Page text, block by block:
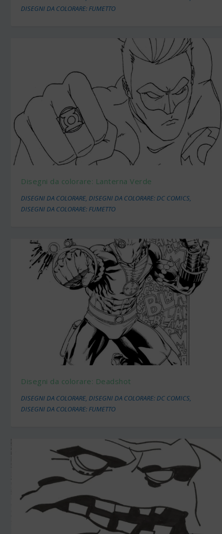
DISEGNI DA COLORARE: FUMETTO
Disegni da colorare: Lanterna Verde
DISEGNI DA COLORARE DISEGNI DA COLORARE: DC COMICS
DISEGNI DA COLORARE: FUMETTO
Disegni da colorare: Deadshot
DISEGNI DA COLORARE,DISEGNI DA COLORARE: DC COMICS,
DISEGNI DA COLORARE: FUMETTO